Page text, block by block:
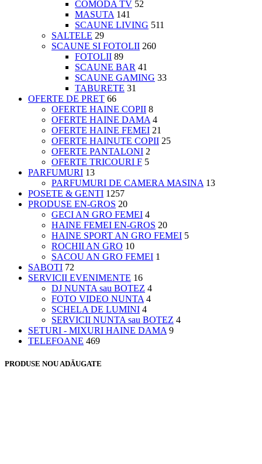
COMODA TV 52
MASUTA 141
SCAUNE LIVING 511
SALTELE 29
SCAUNE SI FOTOLII 260
FOTOLII 89
SCAUNE BAR 41
SCAUNE GAMING 33
TABURETE 31
OFERTE DE PRET 66
OFERTE HAINE COPII 8
OFERTE HAINE DAMA 4
OFERTE HAINE FEMEI 21
OFERTE HAINUTE COPII 25
OFERTE PANTALONI 2
OFERTE TRICOURI F 5
PARFUMURI 13
PARFUMURI DE CAMERA MASINA 13
POSETE & GENTI 1257
PRODUSE EN-GROS 20
GECI AN GRO FEMEI 4
HAINE FEMEI EN-GROS 20
HAINE SPORT AN GRO FEMEI 5
ROCHII AN GRO 10
SACOU AN GRO FEMEI 1
SABOTI 72
SERVICII EVENIMENTE 16
DJ NUNTA sau BOTEZ 4
FOTO VIDEO NUNTA 4
SCHELA DE LUMINI 4
SERVICII NUNTA sau BOTEZ 4
SETURI - MIXURI HAINE DAMA 9
TELEFOANE 469
PRODUSE NOU ADĂUGATE